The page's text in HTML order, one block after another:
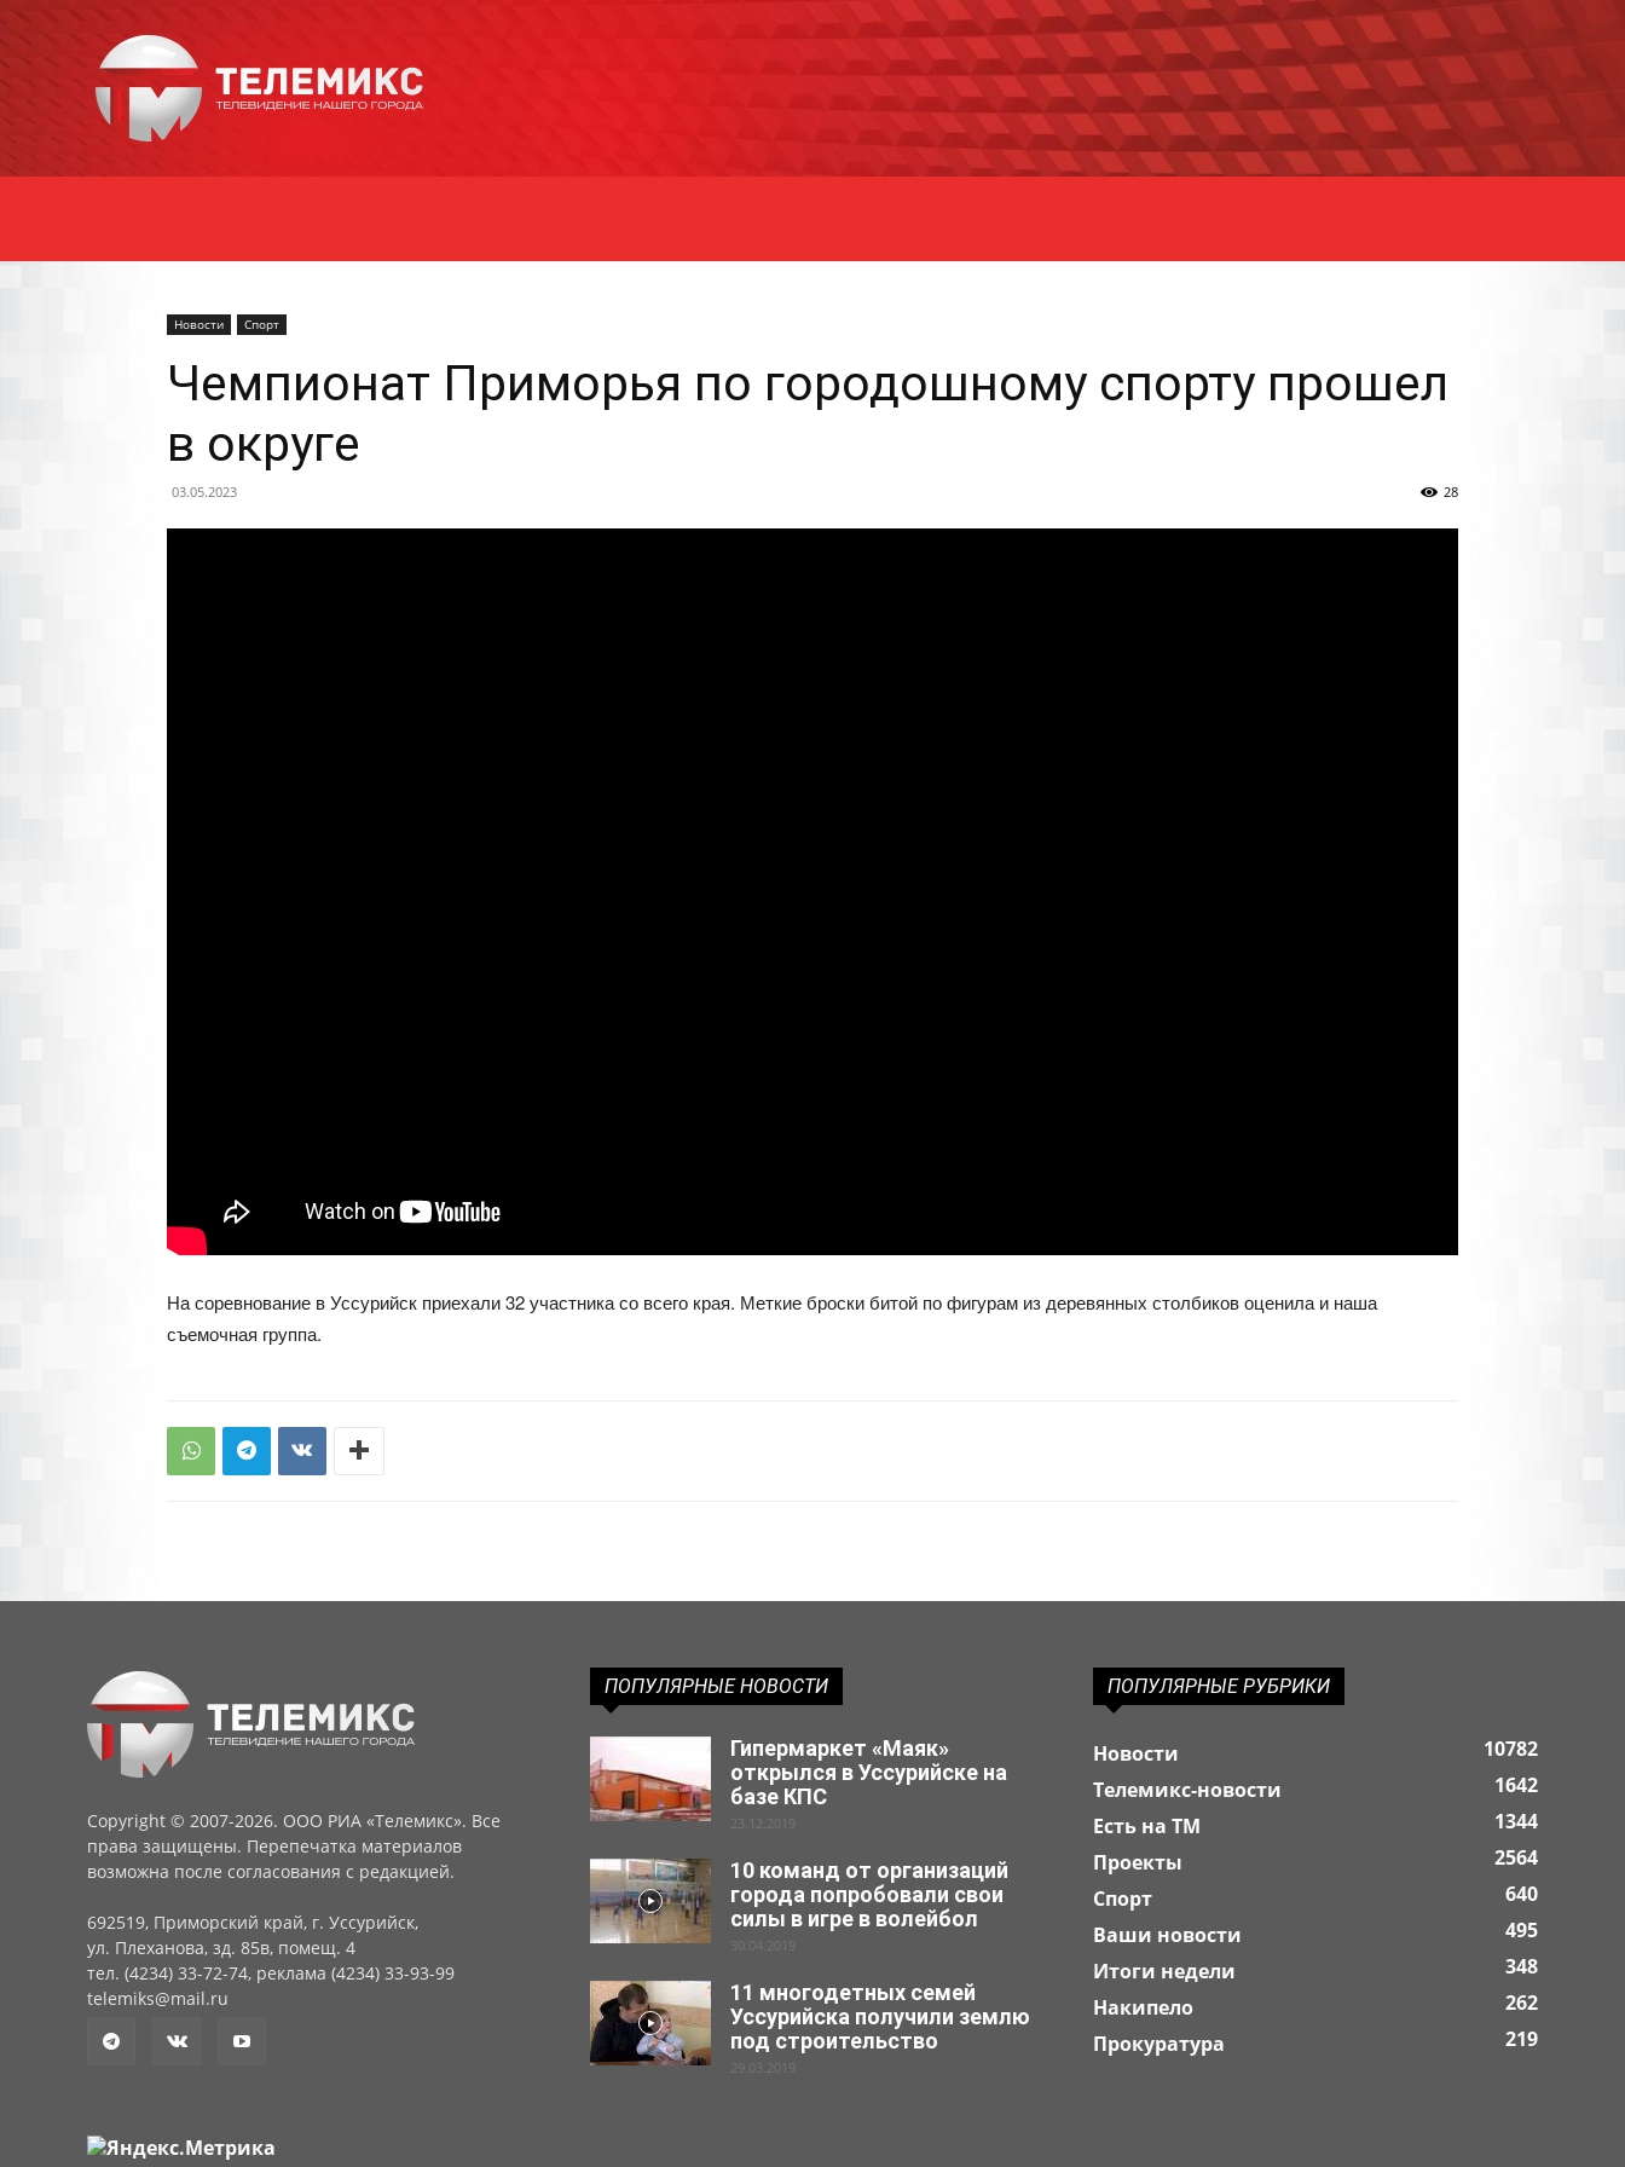
Уссурийска
Новости Спорт
Чемпионат Приморья по городошному спорту прошел
в округе
03.05.2023 28
На соревнование в Уссурийск приехали 32 участника со всего края. Меткие броски битой по фигурам из деревянных столбиков оценила и наша
съемочная группа.
Copyright © 2007-2026. ООО РИА «Телемикс». Все
права защищены. Перепечатка материалов
возможна после согласования с редакцией.
692519, Приморский край, г. Уссурийск,
ул. Плеханова, зд. 85в, помещ. 4
тел. (4234) 33-72-74, реклама (4234) 33-93-99
telemiks@mail.ru
ПОПУЛЯРНЫЕ НОВОСТИ
Гипермаркет «Маяк»
открылся в Уссурийске на
базе КПС
23.12.2019
10 команд от организаций
города попробовали свои
силы в игре в волейбол
30.04.2019
11 многодетных семей
Уссурийска получили землю
под строительство
29.03.2019
ПОПУЛЯРНЫЕ РУБРИКИ
Новости
10782
Телемикс-новости
1642
Есть на ТМ
1344
Проекты
2564
Спорт
640
Ваши новости
495
Итоги недели
348
Накипело
262
Прокуратура
219